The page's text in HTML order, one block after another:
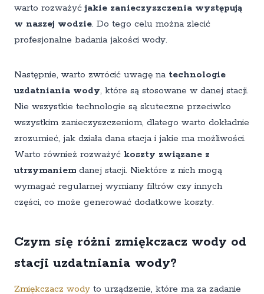
warto rozważyćjakie zanieczyszczenia występują
w naszej wodzie. Do tego celu można zlecić
profesjonalne badania jakości wody.
Następnie, warto zwrócić uwagę na technologie
uzdatniania wody, które są stosowane w danej stacji.
Nie wszystkie technologie są skuteczne przeciwko
wszystkim zanieczyszczeniom, dlatego warto dokładnie
zrozumieć, jak działa dana stacja i jakie ma możliwości.
Warto również rozważyć koszty związane z
utrzymaniem danej stacji. Niektóre z nich mogą
wymagać regularnej wymiany filtrów czy innych
części, co może generować dodatkowe koszty.
Czym się różni zmiękczacz wody od
stacji uzdatniania wody?
Zmiękczacz wody to urządzenie, które ma za zadanie